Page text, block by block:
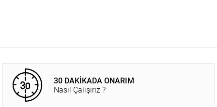
30 DAKİKADA ONARIM
Nasıl Çalışırız ?